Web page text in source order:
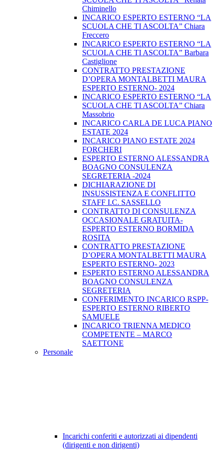
Chiminello
INCARICO ESPERTO ESTERNO “LA
SCUOLA CHE TI ASCOLTA” Chiara
Freccero
INCARICO ESPERTO ESTERNO “LA
SCUOLA CHE TI ASCOLTA” Barbara
Castiglione
CONTRATTO PRESTAZIONE
D’OPERA MONTALBETTI MAURA
ESPERTO ESTERNO- 2024
INCARICO ESPERTO ESTERNO “LA
SCUOLA CHE TI ASCOLTA” Chiara
Massobrio
INCARICO CARLA DE LUCA PIANO
ESTATE 2024
INCARICO PIANO ESTATE 2024
FORCHERI
ESPERTO ESTERNO ALESSANDRA
BOAGNO CONSULENZA
SEGRETERIA -2024
DICHIARAZIONE DI
INSUSSISTENZA E CONFLITTO
STAFF I.C. SASSELLO
CONTRATTO DI CONSULENZA
OCCASIONALE GRATUITA-
ESPERTO ESTERNO BORMIDA
ROSITA
CONTRATTO PRESTAZIONE
D’OPERA MONTALBETTI MAURA
ESPERTO ESTERNO- 2023
ESPERTO ESTERNO ALESSANDRA
BOAGNO CONSULENZA
SEGRETERIA
CONFERIMENTO INCARICO RSPP-
ESPERTO ESTERNO RIBERTO
SAMUELE
INCARICO TRIENNA MEDICO
COMPETENTE – MARCO
SAETTONE
Personale
Incarichi conferiti e autorizzati ai dipendenti
(dirigenti e non dirigenti)